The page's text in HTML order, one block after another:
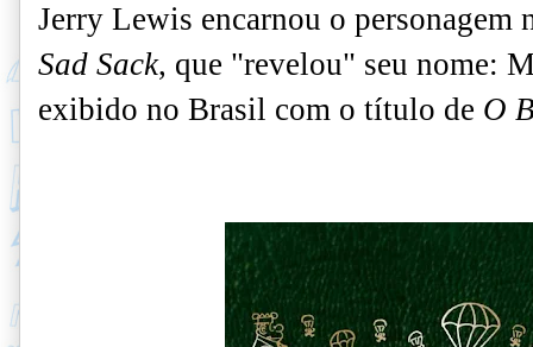
Jerry Lewis encarnou o personagem
Sad Sack, que "revelou" seu nome:
exibido no Brasil com o título de O